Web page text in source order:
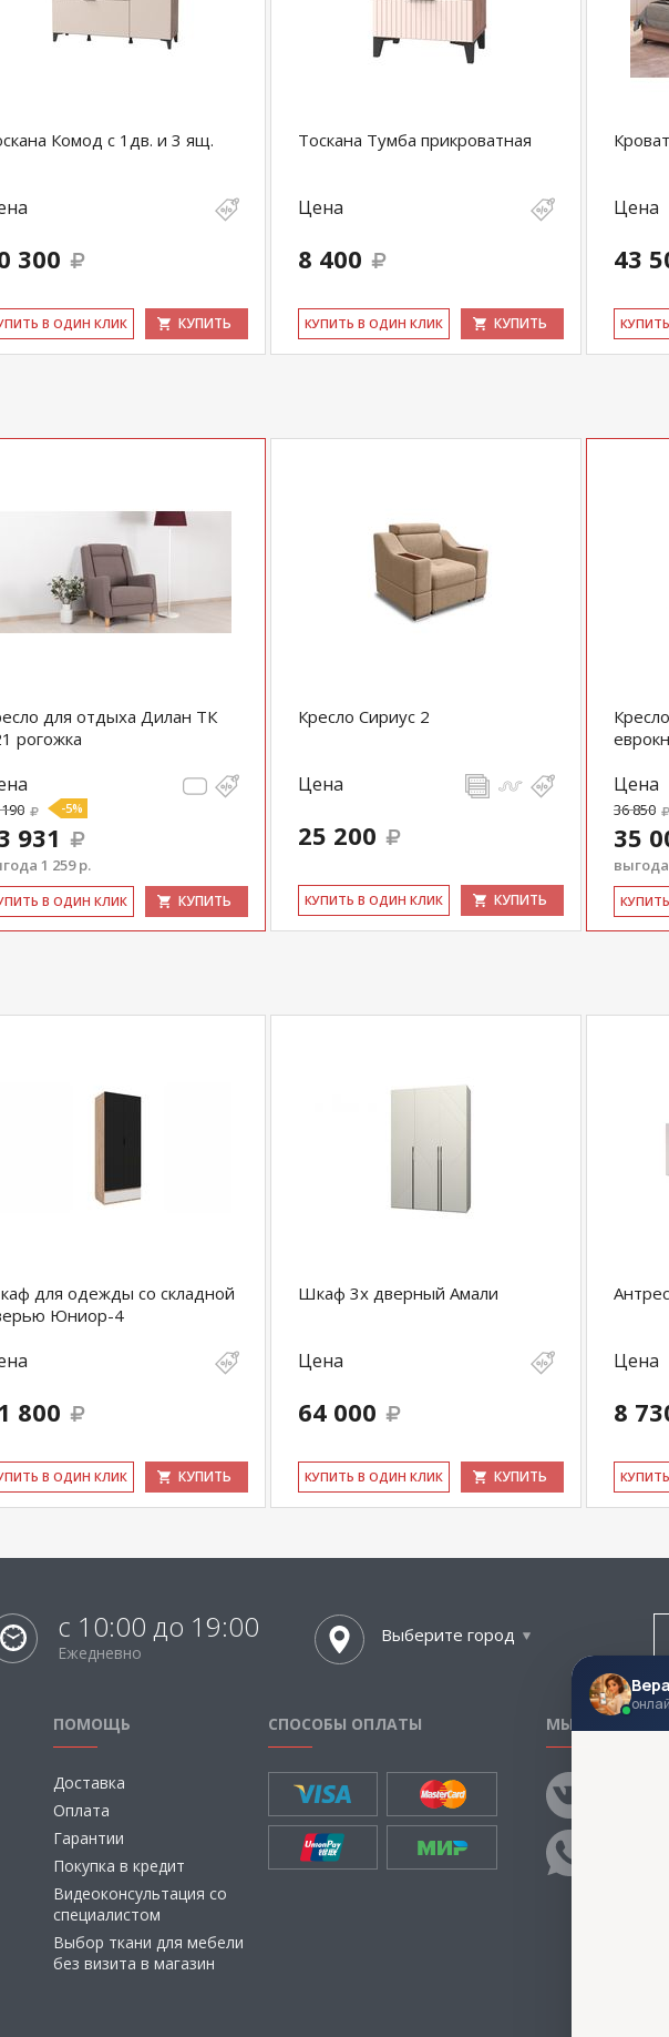
Комод с 1дв. и 3 ящ.
300
В ОДИН КЛИК КУПИТЬ
Тоскана Тумба прикроватная
Цена
8 400
КУ­ПИТЬ В ОДИН КЛИК КУПИТЬ
Цена
43
для отдыха Дилан ТК
рогожка
-5%
931
1 259 р.
В ОДИН КЛИК КУПИТЬ
Кресло Сириус 2
Цена
25 200
КУ­ПИТЬ В ОДИН КЛИК КУПИТЬ
Цена
36 850
35
выгода
для одежды со складной
Юниор-4
800
В ОДИН КЛИК КУПИТЬ
Шкаф 3х дверный Амали
Цена
64 000
КУ­ПИТЬ В ОДИН КЛИК КУПИТЬ
Цена
8
с 10:00 до 19:00
Ежедневно
Выберите город
ПОМОЩЬ
Доставка
Оплата
Гарантии
Покупка в кредит
Видеоконсультация со
специалистом
Выбор ткани для мебели
без визита в магазин
СПОСОБЫ ОПЛАТЫ МЫ В СОЦСЕТЯХ